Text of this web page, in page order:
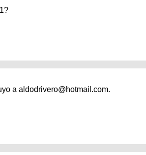
a aldodrivero@hotmail.com.